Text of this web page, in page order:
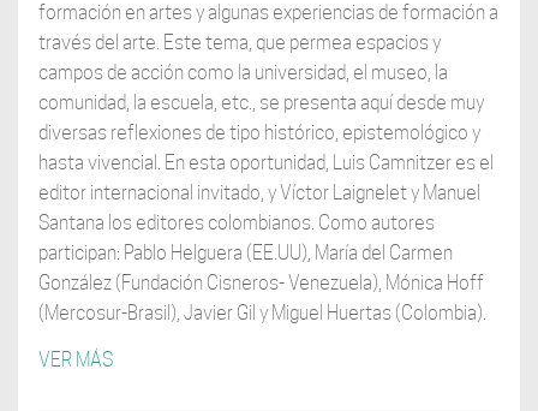
formación en artes y algunas experiencias de formación a
través del arte. Este tema, que permea espacios y
campos de acción como la universidad, el museo, la
comunidad, la escuela, etc., se presenta aquí desde muy
diversas reflexiones de tipo histórico, epistemológico y
hasta vivencial. En esta oportunidad, Luis Camnitzer es el
editor internacional invitado, y Víctor Laignelet y Manuel
Santana los editores colombianos. Como autores
participan: Pablo Helguera (EE.UU), María del Carmen
González (Fundación Cisneros- Venezuela), Mónica Hoff
(Mercosur-Brasil), Javier Gil y Miguel Huertas (Colombia).
VER MÁS